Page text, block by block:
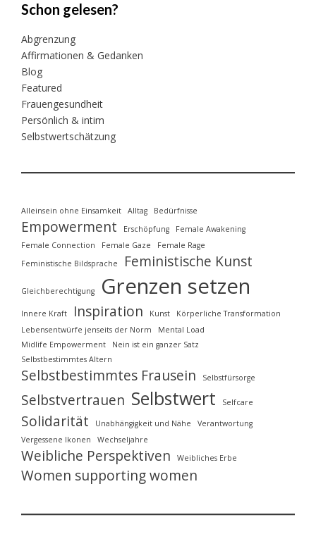
Schon gelesen?
Abgrenzung
Affirmationen & Gedanken
Blog
Featured
Frauengesundheit
Persönlich & intim
Selbstwertschätzung
Alleinsein ohne Einsamkeit Alltag Bedürfnisse
Empowerment Erschöpfung
Female Awakening
Female Connection
Female Gaze
Female Rage
Feministische Bildsprache
Feministische Kunst
Gleichberechtigung Grenzen setzen
Innere Kraft Inspiration Kunst
Körperliche Transformation
Lebensentwürfe jenseits der Norm
Mental Load
Midlife Empowerment
Nein ist ein ganzer Satz
Selbstbestimmtes Altern
Selbstbestimmtes Frausein Selbstfürsorge
Selbstvertrauen Selbstwert Selfcare
Solidarität Unabhängigkeit und Nähe
Verantwortung
Vergessene Ikonen
Wechseljahre
Weibliche Perspektiven Weibliches Erbe
Women supporting women